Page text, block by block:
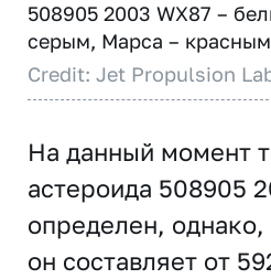
508905 2003 WX87 –
серым, Марса –
Credit: Jet Propulsion
На данный момент
астероида 508905
определен, однако,
он составляет от